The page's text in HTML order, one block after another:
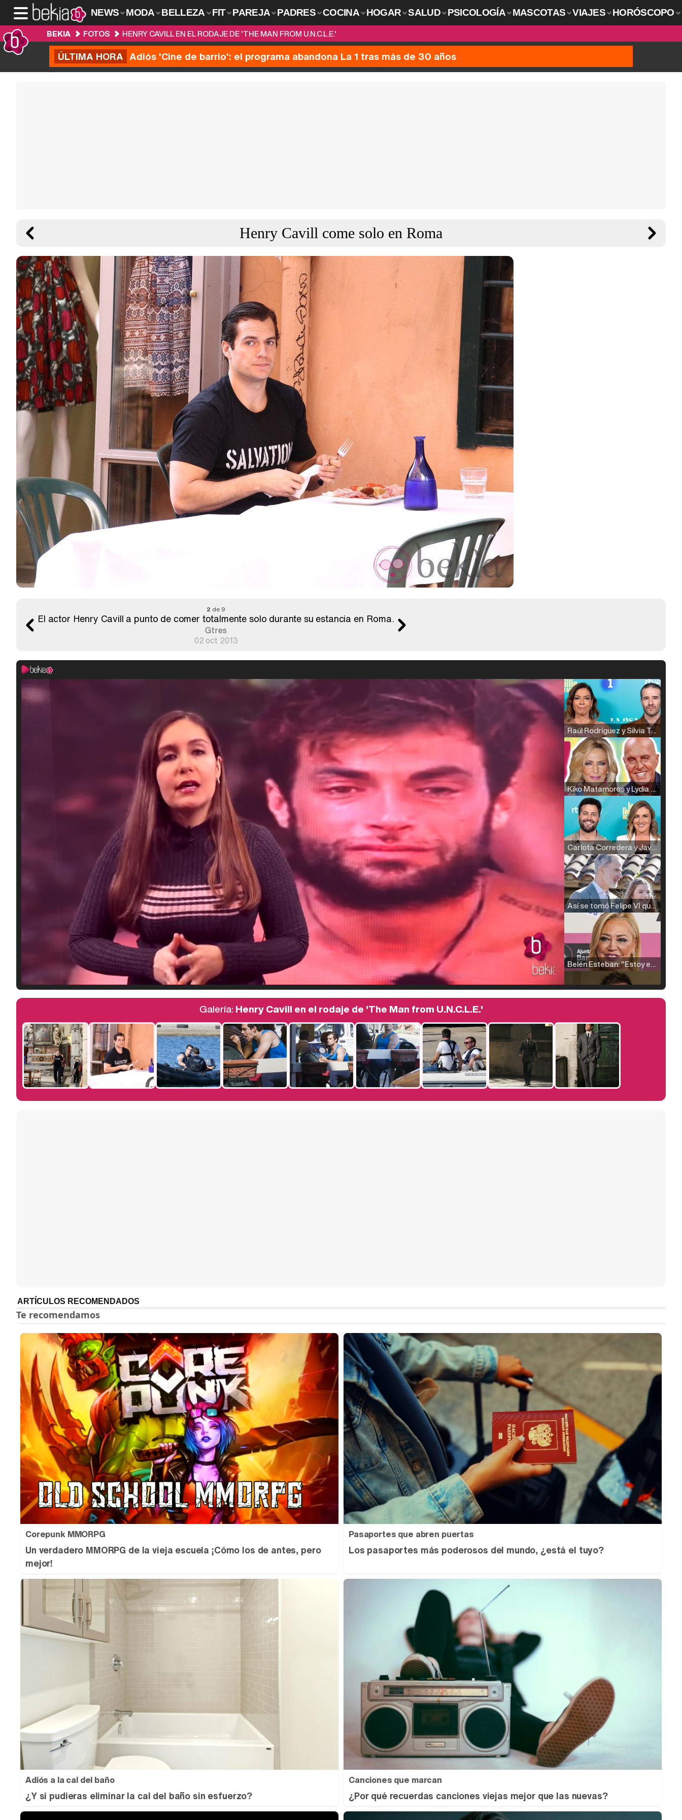
NEWS MODA BELLEZA FIT PAREJA PADRES COCINA HOGAR SALUD PSICOLOGÍA MASCOTAS VIAJES HORÓSCOPO
BEKIA FOTOS HENRY CAVILL EN EL RODAJE DE 'THE MAN FROM U.N.C.L.E.'
ÚLTIMA HORA Adiós 'Cine de barrio': el programa abandona La 1 tras más de 30 años
Henry Cavill come solo en Roma
2 de 9
El actor Henry Cavill a punto de comer totalmente solo durante su estancia en Roma.
Gtres
02 oct 2013
Raúl Rodríguez y Silvia Taulés nos cuentan su papel en 'La familia de la tele'
Kiko Matamoros y Lydia Lozano: "Nuestro público es de todas las edades y RTVE tiene un público muy pegado a las novelas, al que tenemos que captar"
Carlota Corredera y Javier de Hoyos: "La tele tiene que representar al público también y aquí están todos los perfiles posibles&quo;
Así se tomó Felipe VI que la Infanta Sofía no quisiera recibir formación militar
Belén Esteban: "Estoy emocionada, muy contenta y muy feliz por llegar a RTVE"
Galería: Henry Cavill en el rodaje de 'The Man from U.N.C.L.E.'
ARTÍCULOS RECOMENDADOS
Corepunk MMORPG
Un verdadero MMORPG de la vieja escuela ¡Cómo los de antes, pero
mejor!
Pasaportes que abren puertas
Los pasaportes más poderosos del mundo, ¿está el tuyo?
Adiós a la cal del baño
¿Y si pudieras eliminar la cal del baño sin esfuerzo?
Canciones que marcan
¿Por qué recuerdas canciones viejas mejor que las nuevas?